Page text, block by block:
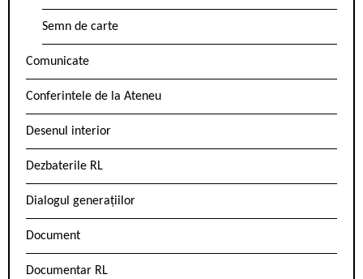
Semn de carte
Comunicate
Conferintele de la Ateneu
Desenul interior
Dezbaterile RL
Dialogul generațiilor
Document
Documentar RL